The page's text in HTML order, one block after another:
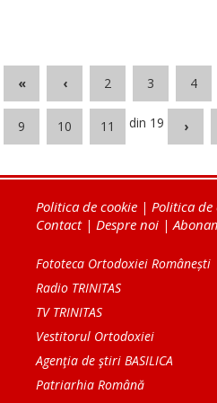
« ‹ 2 3 4
9 10 11 din 19 ›
Politica de cookie | Politica
Contact| Despre noi |
Fototeca Ortodoxiei Românești
Radio TRINITAS
TV TRINITAS
Vestitorul Ortodoxiei
Agenţia de ştiri BASILICA
Patriarhia Română